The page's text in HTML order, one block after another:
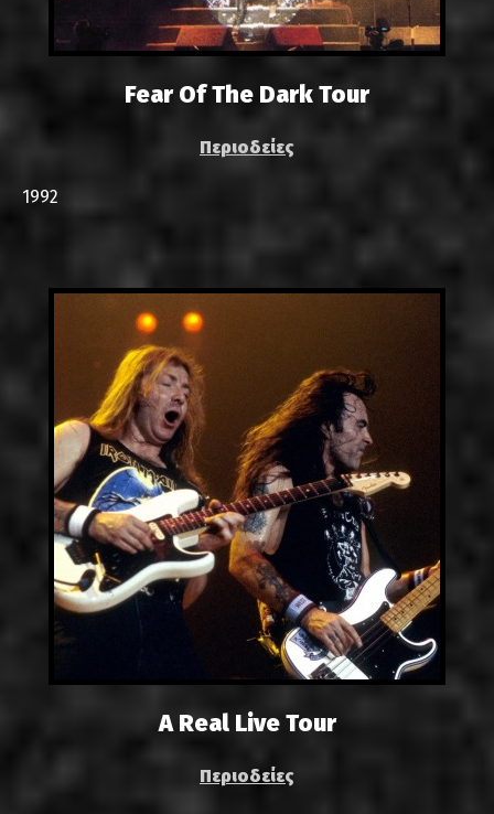
Fear Of The Dark Tour
Περιοδείες
1992
A Real Live Tour
Περιοδείες